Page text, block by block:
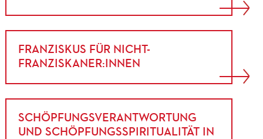
FRANZISKUS FÜR NICHT-
FRANZISKANER:INNEN
SCHÖPFUNGSVERANTWORTUNG
UND SCHÖPFUNGSSPIRITUALITÄT IN